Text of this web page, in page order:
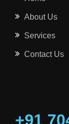
About Us
Services
Contact Us
+91